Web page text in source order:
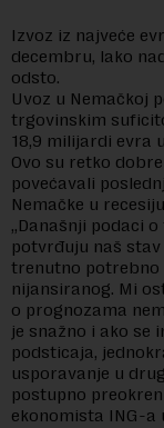
Izvoz iz najveće
decembru, lako
odsto.
Uvoz u Nemačkoj
trgovinskim
18,9 milijardi evra
Ovo su retko
povećavali
Nemačke u
„Današnji podaci
potvrđuju naš
trenutno potrebno
nijansiranog. Mi
o prognozama
je snažno i ako se
podsticaja,
usporavanje u
postupno
ekonomista ING-a